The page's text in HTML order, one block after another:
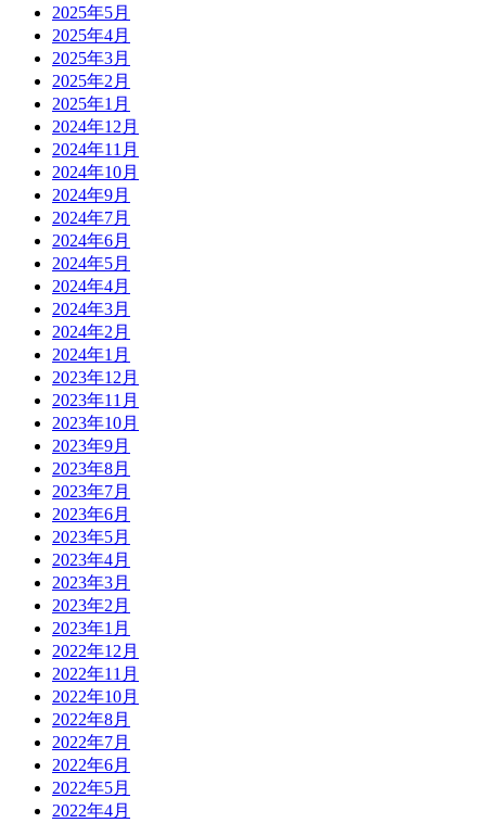
2025年5月
2025年4月
2025年3月
2025年2月
2025年1月
2024年12月
2024年11月
2024年10月
2024年9月
2024年7月
2024年6月
2024年5月
2024年4月
2024年3月
2024年2月
2024年1月
2023年12月
2023年11月
2023年10月
2023年9月
2023年8月
2023年7月
2023年6月
2023年5月
2023年4月
2023年3月
2023年2月
2023年1月
2022年12月
2022年11月
2022年10月
2022年8月
2022年7月
2022年6月
2022年5月
2022年4月